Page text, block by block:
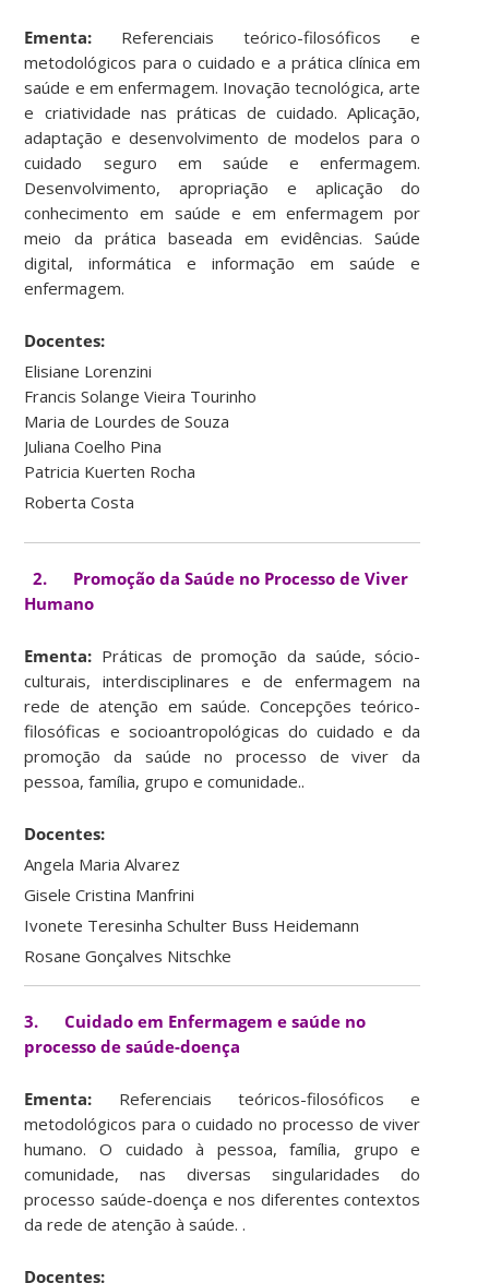
Ementa: Referenciais teórico-filosóficos e
metodológicos para o cuidado e a prática clínica em
saúde e em enfermagem. Inovação tecnológica, arte
e criatividade nas práticas de cuidado. Aplicação,
adaptação e desenvolvimento de modelos para o
cuidado seguro em saúde e enfermagem.
Desenvolvimento, apropriação e aplicação do
conhecimento em saúde e em enfermagem por
meio da prática baseada em evidências. Saúde
digital, informática e informação em saúde e
enfermagem.
Docentes:
Elisiane Lorenzini
Francis Solange Vieira Tourinho
Maria de Lourdes de Souza
Juliana Coelho Pina
Patricia Kuerten Rocha
Roberta Costa
2. Promoção da Saúde no Processo de Viver
Humano
Ementa: Práticas de promoção da saúde, sócio-
culturais, interdisciplinares e de enfermagem na
rede de atenção em saúde. Concepções teórico-
filosóficas e socioantropológicas do cuidado e da
promoção da saúde no processo de viver da
pessoa, família, grupo e comunidade..
Docentes:
Angela Maria Alvarez
Gisele Cristina Manfrini
Ivonete Teresinha Schulter Buss Heidemann
Rosane Gonçalves Nitschke
3. Cuidado em Enfermagem e saúde no
processo de saúde-doença
Ementa: Referenciais teóricos-filosóficos e
metodológicos para o cuidado no processo de viver
humano. O cuidado à pessoa, família, grupo e
comunidade, nas diversas singularidades do
processo saúde-doença e nos diferentes contextos
da rede de atenção à saúde. .
Docentes: